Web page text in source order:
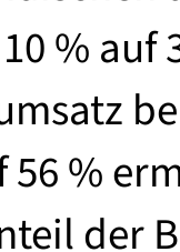
% auf
56 %
der